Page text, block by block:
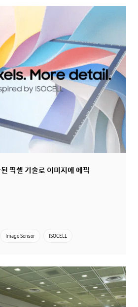
픽셀 기술로 이미지에 에픽
Image Sensor ISOCELL